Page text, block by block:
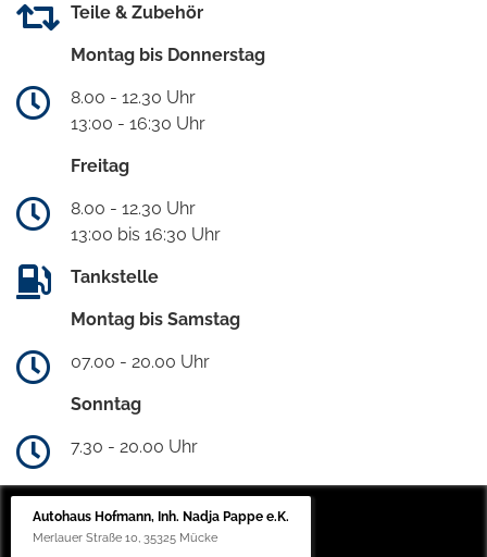
Teile & Zubehör
Montag bis Donnerstag
8.00 - 12.30 Uhr
13:00 - 16:30 Uhr
Freitag
8.00 - 12.30 Uhr
13:00 bis 16:30 Uhr
Tankstelle
Montag bis Samstag
07.00 - 20.00 Uhr
Sonntag
7.30 - 20.00 Uhr
Autohaus Hofmann, Inh. Nadja Pappe e.K.
Merlauer Straße 10, 35325 Mücke